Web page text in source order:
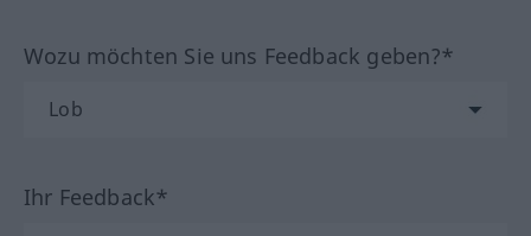
Wozu möchten Sie uns Feedback geben?*
Ihr Feedback*